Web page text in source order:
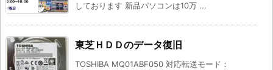
しております 新品パソコンは10万 ...
東芝ＨＤＤのデータ復旧
TOSHIBA MQ01ABF050 対応転送モード：